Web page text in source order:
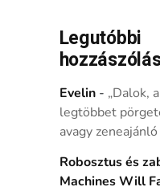
Legutóbbi
Evelin- „Dalok,
legtöbbet
avagy
Robosztus és
Machines Will